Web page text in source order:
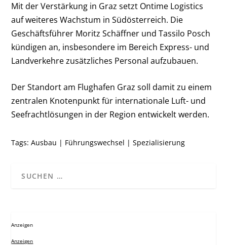
Mit der Verstärkung in Graz setzt Ontime Logistics
auf weiteres Wachstum in Südösterreich. Die
Geschäftsführer Moritz Schäffner und Tassilo Posch
kündigen an, insbesondere im Bereich Express- und
Landverkehre zusätzliches Personal aufzubauen.
Der Standort am Flughafen Graz soll damit zu einem
zentralen Knotenpunkt für internationale Luft- und
Seefrachtlösungen in der Region entwickelt werden.
Tags:Ausbau | Führungswechsel |Spezialisierung
Anzeigen
Anzeigen